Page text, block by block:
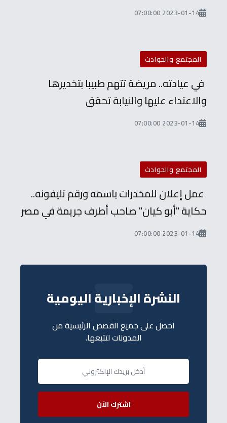
2023-01-14 07:00:00
المجتمع والحوادث
في عيادته.. مريضة تتهم طبيبا بتخديرها
والاعتداء عليها والنيابة تحقق
2023-01-14 07:00:00
المجتمع والحوادث
عمل إعلان للمخدرات باسمه ورقم تليفونه..
حكاية "أبو كيان" صاحب أطرف جريمة في مصر
2023-01-14 07:00:00
النشرة الإخبارية اليومية
احصل على جميع القصص الرئيسية من
المدونات لتتبعها.
اشترك الآن